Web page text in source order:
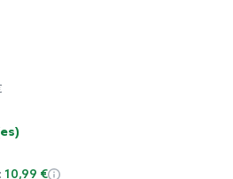
10,99 €